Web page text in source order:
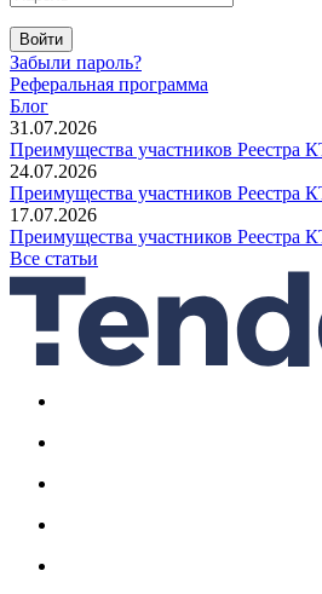
Войти
Забыли пароль?
Реферальная программа
Блог
31.07.2026
Преимущества участников
24.07.2026
Преимущества участников
17.07.2026
Преимущества участников Реестра
Все статьи